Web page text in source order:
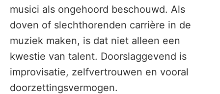
musici als ongehoord beschouwd. Als
doven of slechthorenden carrière in de
muziek maken, is dat niet alleen een
kwestie van talent. Doorslaggevend is
improvisatie, zelfvertrouwen en vooral
doorzettingsvermogen.